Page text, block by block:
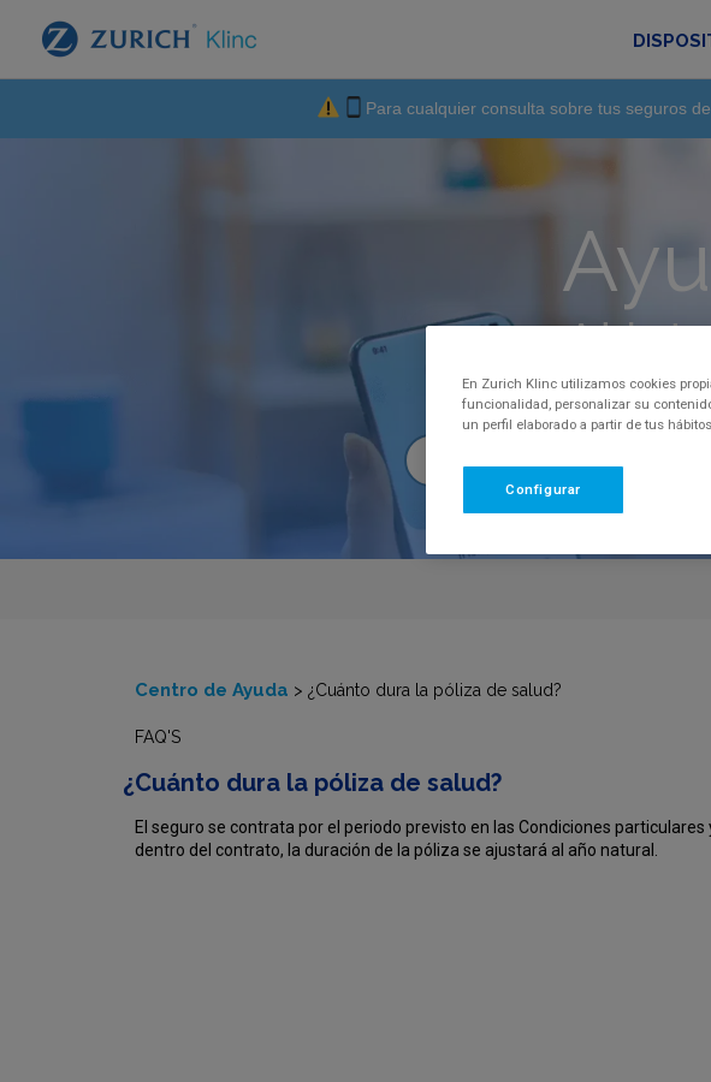
Para cualquier consulta sobre tus seguros de
Centro de Ayuda > ¿Cuánto dura la póliza de salud?
FAQ'S
¿Cuánto dura la póliza de salud?
El seguro se contrata por el periodo previsto en las Condiciones
dentro del contrato, la duración de la póliza se ajustará al año natural.
En Zurich Klinc utilizamos cookies
funcionalidad, personalizar su
un perfil elaborado a partir de tus
Configurar